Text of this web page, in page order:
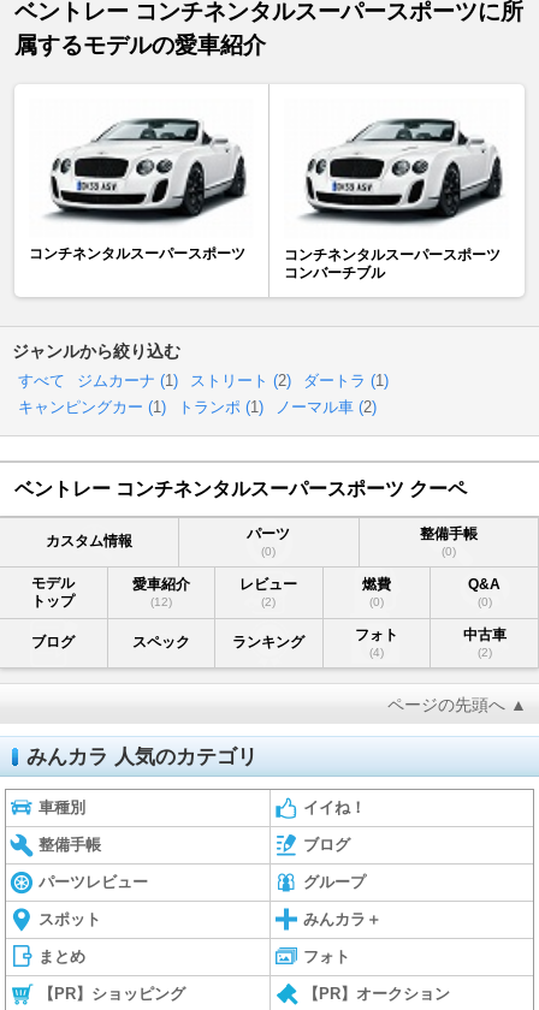
ベントレー コンチネンタルスーパースポーツに所
属するモデルの愛車紹介
コンチネンタルスーパースポーツ
コンチネンタルスーパースポーツ
コンバーチブル
ジャンルから絞り込む
すべて ジムカーナ (1) ストリート (2) ダートラ (1)
キャンピングカー (1) トランポ (1) ノーマル車 (2)
ベントレー コンチネンタルスーパースポーツ クーペ
カスタム情報 パーツ
(0)
整備手帳
(0)
モデル
トップ
愛車紹介
(12)
レビュー
(2)
燃費
(0)
Q&A
(0)
ブログ スペック ランキング フォト
(4)
中古車
(2)
ページの先頭へ ▲
みんカラ 人気のカテゴリ
車種別 イイね！
整備手帳 ブログ
パーツレビュー グループ
スポット みんカラ＋
まとめ フォト
【PR】ショッピング 【PR】オークション